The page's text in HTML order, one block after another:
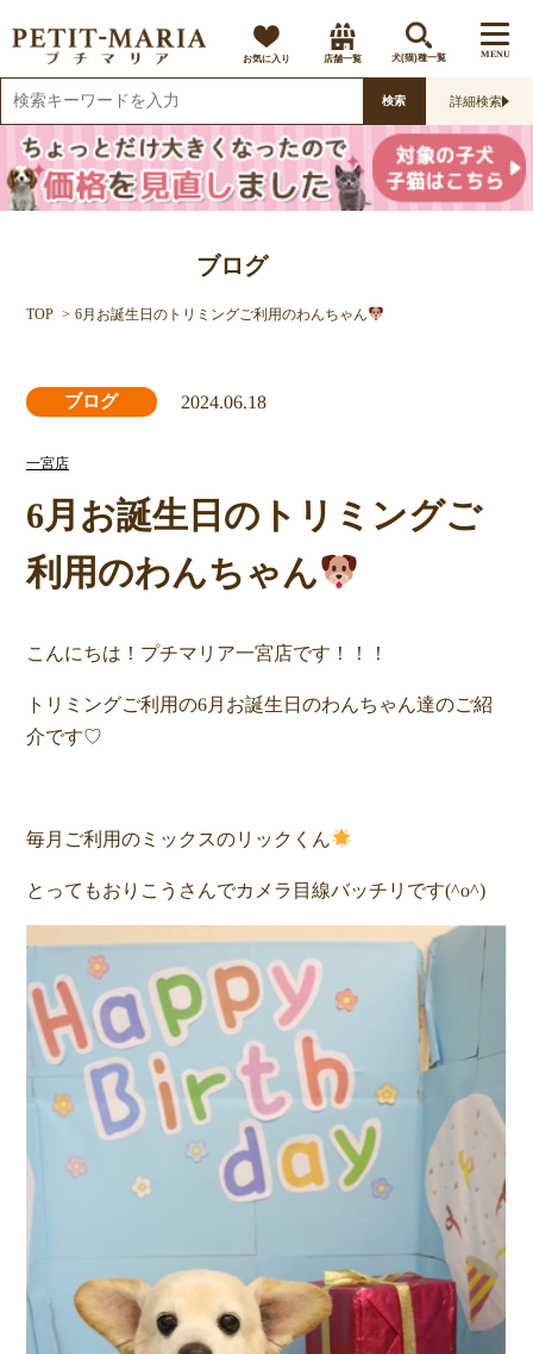
お気に入り 店舗一覧 犬(猫)種一覧 MENU
検索 詳細検索
ブログ
TOP 6月お誕生日のトリミングご利用のわんちゃん
ブログ 2024.06.18
一宮店
6月お誕生日のトリミングご
利用のわんちゃん
こんにちは！プチマリア一宮店です！！！
トリミングご利用の6月お誕生日のわんちゃん達のご紹
介です♡
毎月ご利用のミックスのリックくん
とってもおりこうさんでカメラ目線バッチリです(^o^)